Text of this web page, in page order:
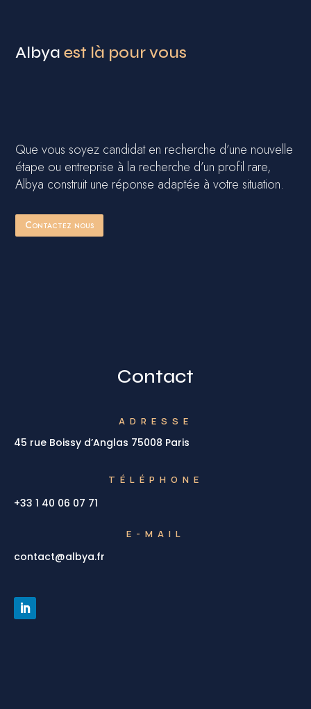
Albyaest là pour vous
Que vous soyez candidat en recherche d’une nouvelle
étape ou entreprise à la recherche d’un profil rare,
Albya construit une réponse adaptée à votre situation.
Contactez nous
Contact
ADRESSE
45 rue Boissy d’Anglas 75008 Paris
TÉLÉPHONE
+33 1 40 06 07 71
E-MAIL
contact@albya.fr